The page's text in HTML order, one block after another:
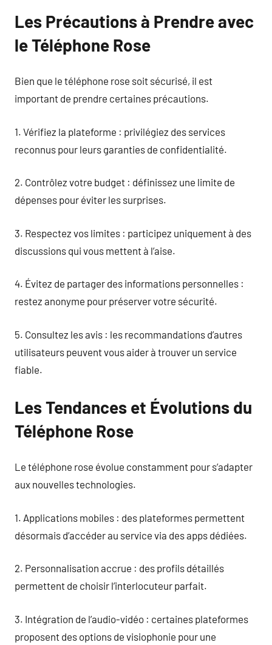
Les Précautions à Prendre avec
le Téléphone Rose
Bien que le téléphone rose soit sécurisé, il est
important de prendre certaines précautions.
1. Vérifiez la plateforme : privilégiez des services
reconnus pour leurs garanties de confidentialité.
2. Contrôlez votre budget : définissez une limite de
dépenses pour éviter les surprises.
3. Respectez vos limites : participez uniquement à des
discussions qui vous mettent à l’aise.
4. Évitez de partager des informations personnelles :
restez anonyme pour préserver votre sécurité.
5. Consultez les avis : les recommandations d’autres
utilisateurs peuvent vous aider à trouver un service
fiable.
Les Tendances et Évolutions du
Téléphone Rose
Le téléphone rose évolue constamment pour s’adapter
aux nouvelles technologies.
1. Applications mobiles : des plateformes permettent
désormais d’accéder au service via des apps dédiées.
2. Personnalisation accrue : des profils détaillés
permettent de choisir l’interlocuteur parfait.
3. Intégration de l’audio-vidéo : certaines plateformes
proposent des options de visiophonie pour une